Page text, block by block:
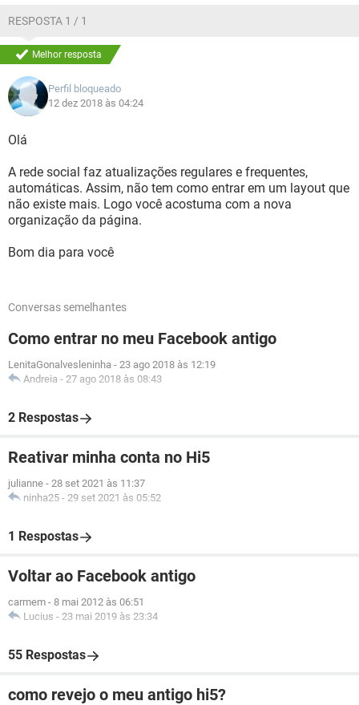
RESPOSTA 1 / 1
Melhor resposta
Perfil bloqueado
12 dez 2018 às 04:24
Olá
A rede social faz atualizações regulares e frequentes,
automáticas. Assim, não tem como entrar em um layout que
não existe mais. Logo você acostuma com a nova
organização da página.
Bom dia para você
Conversas semelhantes
Como entrar no meu Facebook antigo
LenitaGonalvesleninha - 23 ago 2018 às 12:19
Andreia - 27 ago 2018 às 08:43
2 Respostas
Reativar minha conta no Hi5
julianne - 28 set 2021 às 11:37
ninha25 - 29 set 2021 às 05:52
1 Respostas
Voltar ao Facebook antigo
carmem - 8 mai 2012 às 06:51
Lucius - 23 mai 2019 às 23:34
55 Respostas
como revejo o meu antigo hi5?